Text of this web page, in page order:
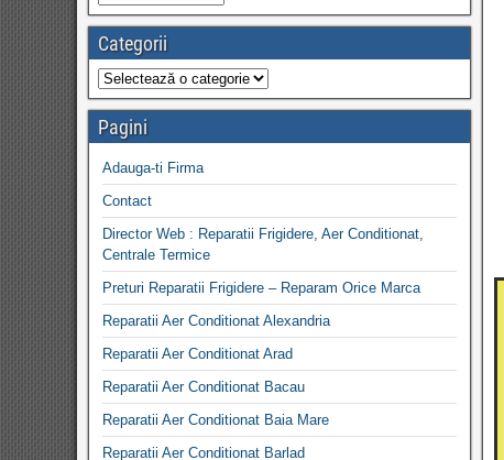
Categorii
Pagini
Adauga-ti Firma
Contact
Director Web : Reparatii Frigidere, Aer Conditionat,
Centrale Termice
Preturi Reparatii Frigidere – Reparam Orice Marca
Reparatii Aer Conditionat Alexandria
Reparatii Aer Conditionat Arad
Reparatii Aer Conditionat Bacau
Reparatii Aer Conditionat Baia Mare
Reparatii Aer Conditionat Barlad